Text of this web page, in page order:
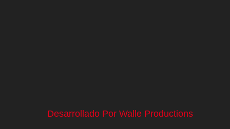
Desarrollado Por Walle Productions